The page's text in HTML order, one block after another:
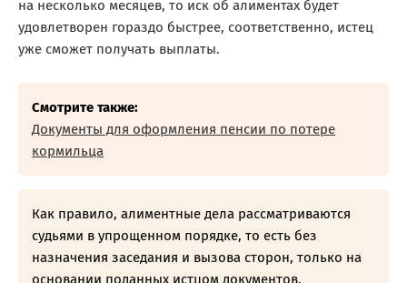
на несколько месяцев, то иск об алиментах будет
удовлетворен гораздо быстрее, соответственно, истец
уже сможет получать выплаты.
Смотрите также:
Документы для оформления пенсии по потере
кормильца
Как правило, алиментные дела рассматриваются
судьями в упрощенном порядке, то есть без
назначения заседания и вызова сторон, только на
основании поданных истцом документов.